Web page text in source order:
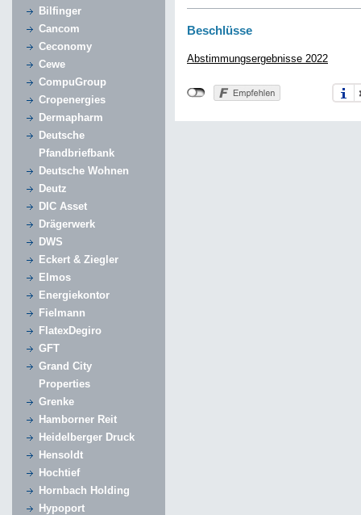
Bilfinger
Cancom
Ceconomy
Cewe
CompuGroup
Cropenergies
Dermapharm
Deutsche
Pfandbriefbank
Deutsche Wohnen
Deutz
DIC Asset
Drägerwerk
DWS
Eckert & Ziegler
Elmos
Energiekontor
Fielmann
FlatexDegiro
GFT
Grand City
Properties
Grenke
Hamborner Reit
Heidelberger Druck
Hensoldt
Hochtief
Hornbach Holding
Hypoport
Beschlüsse
Abstimmungsergebnisse 2022